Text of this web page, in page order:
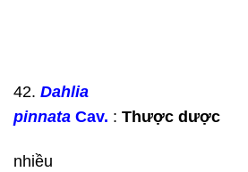
42. Dahlia
pinnata Cav. : Thược dược
nhiều